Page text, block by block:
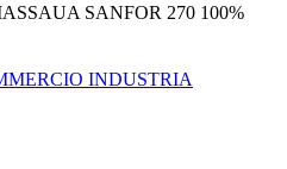
SANFOR 270 100%
INDUSTRIA